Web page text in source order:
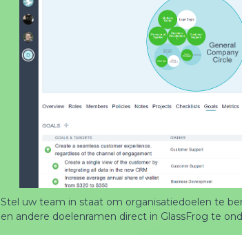
Stel uw team in staat om organisatiedoelen te
en andere doelenramen direct in GlassFrog te